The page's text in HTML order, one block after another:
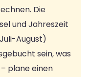
Die
und Jahreszeit
August)
sein, was
plane einen